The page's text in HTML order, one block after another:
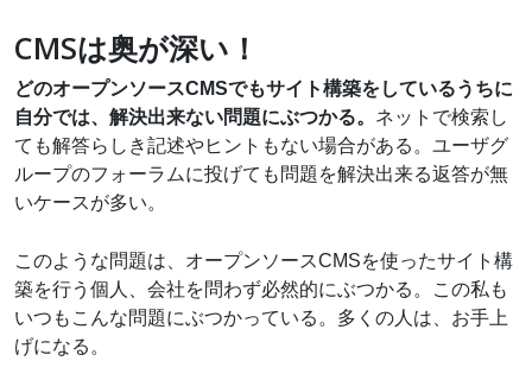
CMSは奥が深い！
どのオープンソースCMSでもサイト構築をしているうちに
自分では、解決出来ない問題にぶつかる。 ネットで検索し
ても解答らしき記述やヒントもない場合がある。ユーザグ
ループのフォーラムに投げても問題を解決出来る返答が無
いケースが多い。
このような問題は、オープンソースCMSを使ったサイト構
築を行う個人、会社を問わず必然的にぶつかる。この私も
いつもこんな問題にぶつかっている。多くの人は、お手上
げになる。